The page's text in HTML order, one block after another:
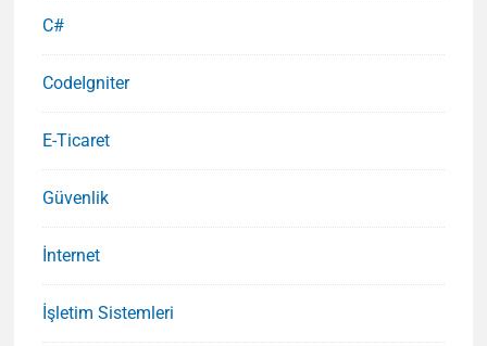
C#
CodeIgniter
E-Ticaret
Güvenlik
İnternet
İşletim Sistemleri